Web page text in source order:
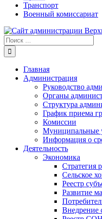
Транспорт
Военный комиссариат
Результат
поиска:
Главная
Администрация
Руководство
Органы
Структура
График приема
Комиссии
Муниципальные
Информация о
Деятельность
Экономика
Стратегия
Сельское
Реестр
Развитие
Внедрение